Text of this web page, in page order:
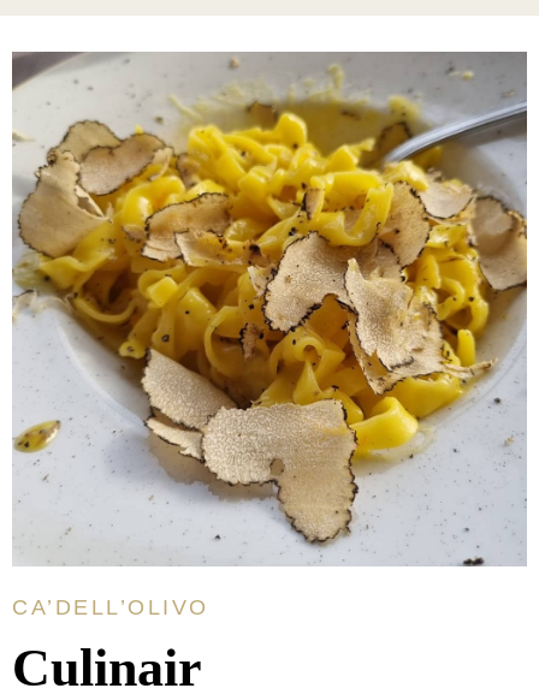
CA’DELL’OLIVO
Culinair